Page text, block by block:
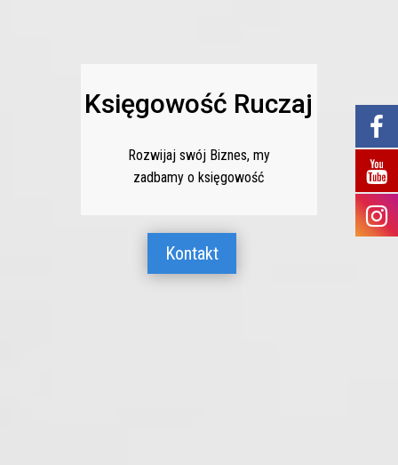
Księgowość Ruczaj
Rozwijaj swój Biznes, my
zadbamy o księgowość
Kontakt